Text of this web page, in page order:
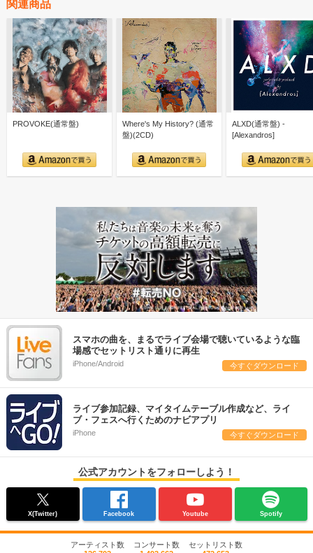
関連商品
PROVOKE(通常盤)
Where's My History? (通常
盤)(2CD)
ALXD(通常盤) -
[Alexandros]
スマホの曲を、まるでライブ会場で聴いているような臨
場感でセットリスト通りに再生
iPhone/Android 今すぐダウンロード
ライブ参加記録、マイタイムテーブル作成など、ライ
ブ・フェスへ行くためのナビアプリ
iPhone 今すぐダウンロード
公式アカウントをフォローしよう！
X(Twitter) Facebook Youtube Spotify
アーティスト数
コンサート数
セットリスト数